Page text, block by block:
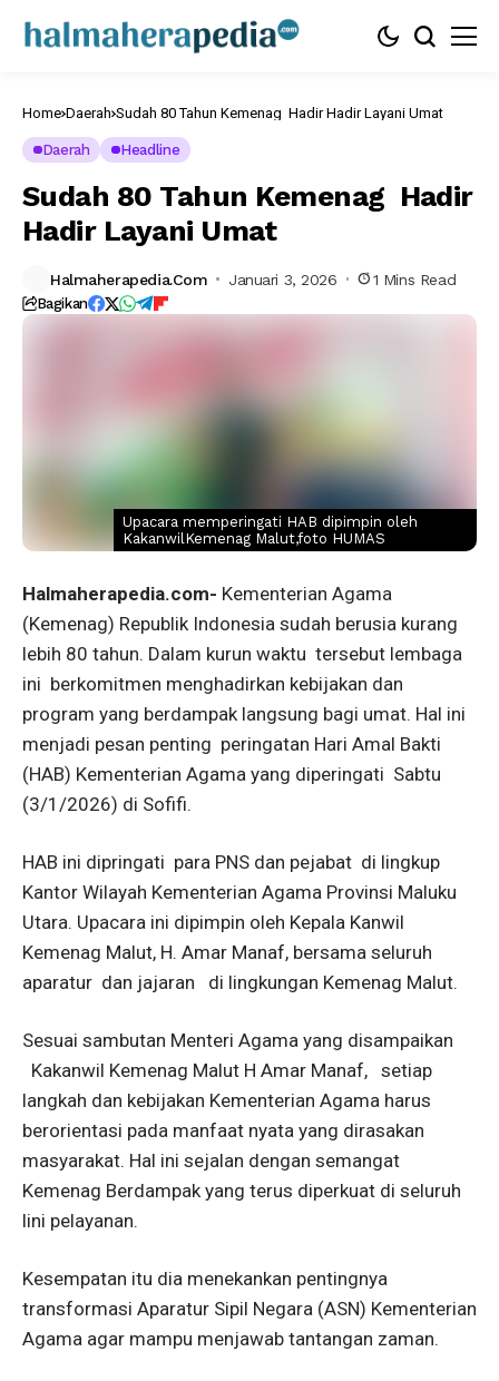
Home Daerah Sudah 80 Tahun Kemenag Hadir Hadir Layani Umat
Daerah Headline
Sudah 80 Tahun Kemenag Hadir
Hadir Layani Umat
Halmaherapedia.com Januari 3, 2026 1 Mins Read
Bagikan
Upacara memperingati HAB dipimpin oleh
KakanwilKemenag Malut,foto HUMAS
Halmaherapedia.com- Kementerian Agama
(Kemenag) Republik Indonesia sudah berusia kurang
lebih 80 tahun. Dalam kurun waktu tersebut lembaga
ini berkomitmen menghadirkan kebijakan dan
program yang berdampak langsung bagi umat. Hal ini
menjadi pesan penting peringatan Hari Amal Bakti
(HAB) Kementerian Agama yang diperingati Sabtu
(3/1/2026) di Sofifi.
HAB ini dipringati para PNS dan pejabat di lingkup
Kantor Wilayah Kementerian Agama Provinsi Maluku
Utara. Upacara ini dipimpin oleh Kepala Kanwil
Kemenag Malut, H. Amar Manaf, bersama seluruh
aparatur dan jajaran di lingkungan Kemenag Malut.
Sesuai sambutan Menteri Agama yang disampaikan
Kakanwil Kemenag Malut H Amar Manaf, setiap
langkah dan kebijakan Kementerian Agama harus
berorientasi pada manfaat nyata yang dirasakan
masyarakat. Hal ini sejalan dengan semangat
Kemenag Berdampak yang terus diperkuat di seluruh
lini pelayanan.
Kesempatan itu dia menekankan pentingnya
transformasi Aparatur Sipil Negara (ASN) Kementerian
Agama agar mampu menjawab tantangan zaman.